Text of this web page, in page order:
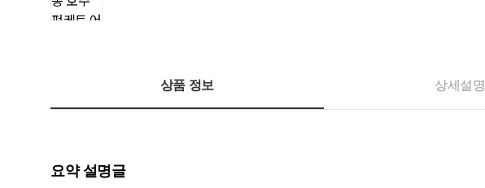
상품 정보 상세설명
요약 설명글